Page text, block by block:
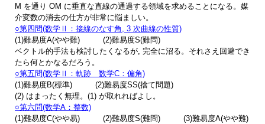
M を通り OM に垂直な直線の通過する領域を求めることになる。媒
介変数の消去の仕方が非常に悩ましい。
○第四問(数学Ⅱ：接線のなす角, 3 次曲線の性質)
(1)難易度A(やや難) (2)難易度S(難問)
ベクトル的手法も検討したくなるが, 完全に沼る。それさえ回避でき
たら何とかなるだろう。
○第五問(数学Ⅱ：軌跡 数学C：偏角)
(1)難易度B(標準) (2)難易度SS(捨て問題)
(2) はまったく無理。(1) が取れればよし。
○第六問(数学A：整数)
(1)難易度C(やや易) (2)難易度S(難問) (3)難易度A(やや難)